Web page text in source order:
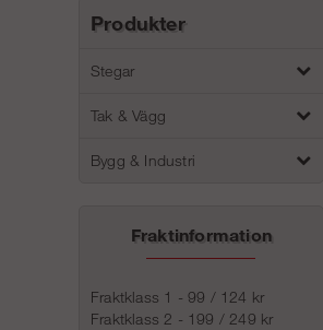
Produkter
Stegar
Tak & Vägg
Bygg & Industri
Fraktinformation
Fraktklass 1 - 99 / 124 kr
Fraktklass 2 - 199 / 249 kr